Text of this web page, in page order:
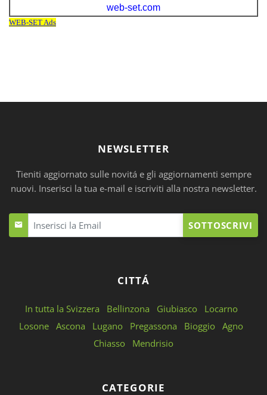
NEWSLETTER
Tieniti aggiornato sulle novitá e gli aggiornamenti sempre
nuovi. Inserisci la tua e-mail e iscriviti alla nostra newsletter.
SOTTOSCRIVI
CITTÁ
In tutta la Svizzera Bellinzona Giubiasco
Locarno
Losone Ascona Lugano Pregassona Bioggio Agno
Chiasso
Mendrisio
CATEGORIE